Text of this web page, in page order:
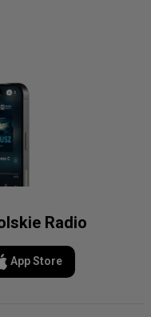
Radio
App Store